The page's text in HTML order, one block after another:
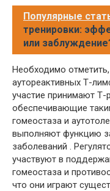
Популярные
тренировки:
или
Необходимо отметить,
аутореактивных Т-
участие принимают Т-
обеспечивающие
гомеостаза и
выполняют функцию
заболеваний .
участвуют в
гомеостаза и
что они играют